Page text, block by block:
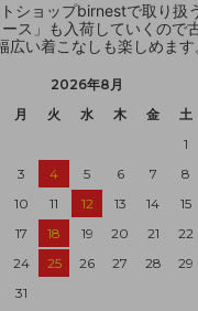
ショップbirnestで取り扱
ス」も入荷していくので
広い着こなしも楽しめます
2026年8月
月 火 水 木 金
土
1
3 4 5 6 7
8
10 11 12 13 14
15
17 18 19 20 21
22
24 25 26 27 28
29
31